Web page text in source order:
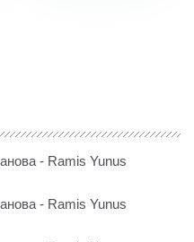
- Ramis Yunus
- Ramis Yunus